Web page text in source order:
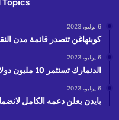
6 يوليو، 2023
كوبنهاغن تتصدر قائمة مدن
6 يوليو، 2023
الدنمارك تستثمر 10 مليون دولار في مشاريع المياه والطاقة في إثيوبيا
6 يوليو، 2023
بايدن يعلن دعمه الكامل